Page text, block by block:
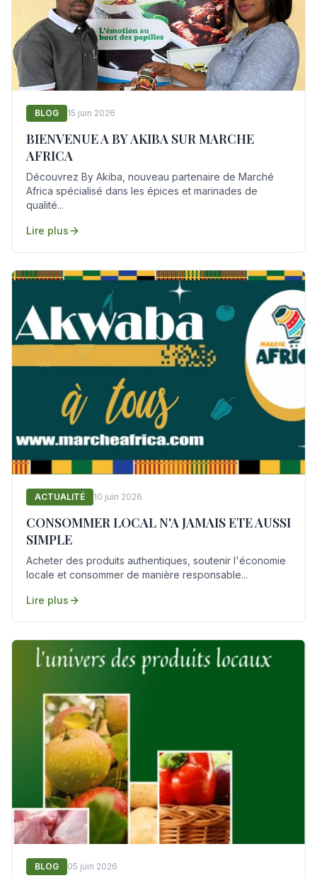
BLOG 15 juin 2026
BIENVENUE A BY AKIBA SUR MARCHE
AFRICA
Découvrez By Akiba, nouveau partenaire de Marché
Africa spécialisé dans les épices et marinades de
qualité...
Lire plus
ACTUALITÉ 10 juin 2026
CONSOMMER LOCAL N'A JAMAIS ETE AUSSI
SIMPLE
Acheter des produits authentiques, soutenir l'économie
locale et consommer de manière responsable...
Lire plus
BLOG 05 juin 2026